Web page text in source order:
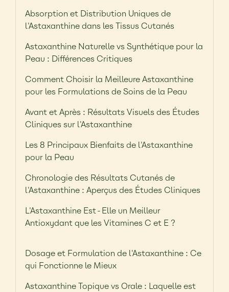
Absorption et Distribution Uniques de
l'Astaxanthine dans les Tissus Cutanés
Astaxanthine Naturelle vs Synthétique pour la
Peau : Différences Critiques
Comment Choisir la Meilleure Astaxanthine
pour les Formulations de Soins de la Peau
Avant et Après : Résultats Visuels des Études
Cliniques sur l'Astaxanthine
Les 8 Principaux Bienfaits de l'Astaxanthine
pour la Peau
Chronologie des Résultats Cutanés de
l'Astaxanthine : Aperçus des Études Cliniques
L'Astaxanthine Est-Elle un Meilleur
Antioxydant que les Vitamines C et E ?
Dosage et Formulation de l'Astaxanthine : Ce
qui Fonctionne le Mieux
Astaxanthine Topique vs Orale : Laquelle est